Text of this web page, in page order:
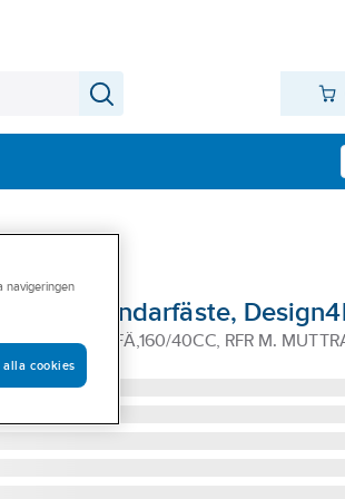
Trio blandarfäste,
TILL TRIO BL.FÄ,160/40CC, RFR M.
navigeringen
alla cookies